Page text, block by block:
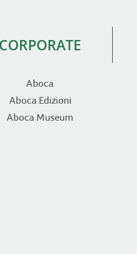
CORPORATE
Aboca
Aboca Edizioni
Aboca Museum